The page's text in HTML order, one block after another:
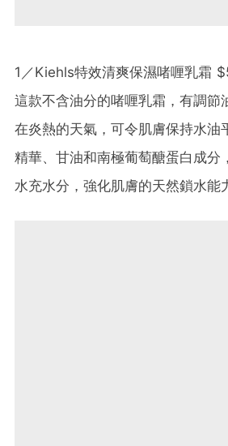
1／Kiehls特效清爽保濕啫喱乳霜
這款不含油分的啫喱乳霜，有調節
在炎熱的天氣，可令肌膚保持水油
精華、甘油和南極葡萄醣蛋白成分
水充水分，強化肌膚的天然鎖水能